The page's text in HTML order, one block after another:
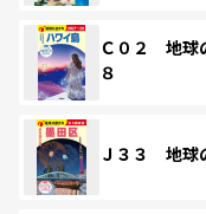
Ｃ０２ 地球
８
Ｊ３３ 地球